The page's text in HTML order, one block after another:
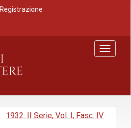
Registrazione
Toggle
1932: II Serie, Vol. I, Fasc. IV